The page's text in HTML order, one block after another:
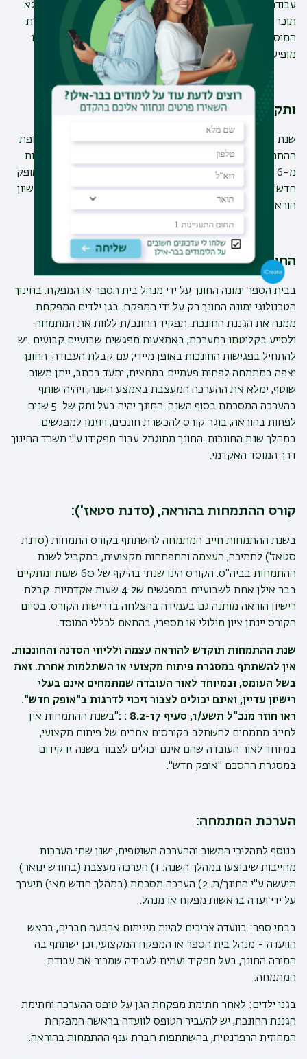
עבודת ההוראה בשנת ההתמחות היאבשכר
. עבודה ללא שכר לא
תוכר כלל כהתמחות. הגורם המשלם הוא משרד החינוך או בעלות
המוסד, או עמותה המוכרת ע"י משרד החינוך. מסגרות מאושרות
מופיעות בקובץ באתר משרד החינוך.
ותק וקידום בדרגות בשנת ההתמחות:
שנת ההתמחות נחשבת כשנת ותק לקביעות, בתנאי שמשך תקופת
ההתמחות עונה על הכללים להכרה בשנה זו כשנת ותק: לא פחות
מ-6 חודשי עבודה באותה שנה. התנאים לקידום בדרגות של "אופק
חדש" מתחיליםרק לאחרשנת ההתמחות. (רק לאחר קבלת רישיון
הוראה ממשרד החינוך)
החונך/ת:
בבית הספר ימונה החונך על ידי מנהל בית הספר או המפקח. בחינוך
הטכנולוגי ימונה החונך רק על ידי המפקח. בגן ילדים המפקחת
ממנה את הגננת החונכת. תפקיד החונכ/ת ללוות את המתמחה
ולסייע בקליטתו במערכת, באמצעות מפגשים שבועיים קבועים. יש
להתחיל בפגישות החונכות באופן מיידי, עם קבלת העבודה. החונך
יצפה במתמחה לפחות פעמיים במחצית, יתעד בכתב, ייתן משוב
שוטף, ימלא את ההערכה המעצבת באמצע השנה, ויהיה שותף
בהערכה המסכמת בסוף השנה. החונך יהיה בעל ותק של 5 שנים
לפחות בהוראה, בוגר קורס להכשרת חונכים, ויוזמן למפגשים
במהלך שנת החונכות. החונך מתוגמל עבור תפקידו ע"י משרד החינוך
דרך המוסד האקדמי.
קורס ההתמחות בהוראה, (סדנת סטאז'):
בשנת ההתמחות חייב המתמחה להשתתף בקורס התמחות (סדנת
סטאז') לתמיכה, העצמה והתפתחות מקצועית, במקביל לשנת
ההתמחות בביה"ס. הקורס הינו שנתי בהיקף של 60 שעות ומתקיים
בבר אילן אחת לשבועיים במפגשים של 4 שעות אקדמיות. קבלת
רישיון הוראה מותנה גם בעמידה בהצלחה בדרישות הקורס. בסיום
הקורס יינתן ציון מילולי או מספרי, בהתאם לכללי המוסד.
שנת ההתמחות תוקדש להוראה עצמה ולליווי הסדנה והחונכות.
אין להשתתף במסגרת פיתוח מקצועי או השתלמות אחרת. זאת
בשל העומס, ובמיוחד לאור העובדה שמתמחים אינם בעלי
רישיון עדיין, ואינם יכולים לצבור זיכוי לדרגות ב"אופק חדש".
ראו חוזר מנכ"ל תשע/1, סעיף 8.2-17 : :
"בשנת ההתמחות אין
לחייב מתמחים להשתלב בקורסים אחרים של פיתוח מקצועי,
במיוחד לאור העובדה שהם אינם יכולים לצבור בשנה זו קידום
במסגרת ההסכם "אופק חדש".
הערכת המתמחה:
בנוסף לתהליכי המשוב וההערכה השוטפים, ישנן שתי הערכות
מחייבות שיבוצעו במהלך השנה: 1) הערכה מעצבת (בחודש ינואר)
תיעשה ע"י החונך/ת. 2) הערכה מסכמת (במהלך חודש מאי) תיערך
על ידי ועדה בראשות מפקח או מנהל.
בבתי ספר: בוועדה צריכים להיות מינימום ארבעה חברים, בראש
הוועדה - מנהל בית הספר או המפקח המקצועי, וכן ישתתף בה
המורה החונך, בעל תפקיד ועמית לעבודה שמכיר את עבודת
המתמחה.
בגני ילדים: לאחר חתימת מפקחת הגן על טופס ההערכה וחתימת
הגננת החונכת, יש להעביר הטופס לוועדה בראשה המפקחת
המחוזית הרפרנטית, בהשתתפות חברת ענף ההתמחות בהוראה.